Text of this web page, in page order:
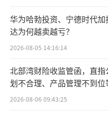
这一问题，患者有自
对于发烧、感染
态，在心理层面可能
对一些慢性病患者来
华为哈勃投资、宁德时代
达为何越卖越亏？
2026-08-05 14:16:14
北部湾财险收监管函，直
划不合理、产品管理不到
点”
2026-08-06 09:43:25